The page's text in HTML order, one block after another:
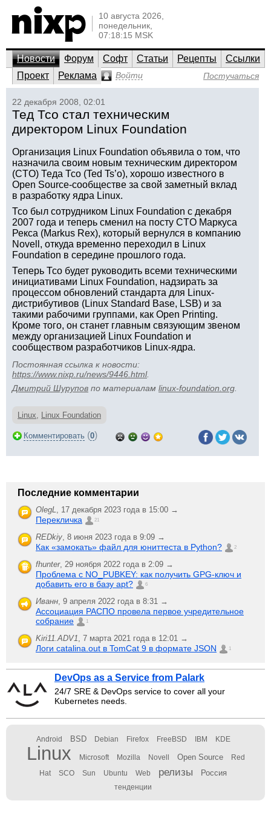
10 августа 2026,
понедельник,
07:18:15 MSK
Новости Форум Софт Статьи Рецепты
Ссылки
Проект
Реклама Войти Постучаться
22 декабря 2008, 02:01
Тед Тсо стал техническим
директором Linux Foundation
Организация Linux Foundation объявила о том, что
назначила своим новым техническим директором
(CTO) Теда Тсо (Ted Ts’o), хорошо известного в
Open Source-сообществе за свой заметный вклад
в разработку ядра Linux.
Тсо был сотрудником Linux Foundation с декабря
2007 года и теперь сменил на посту CTO Маркуса
Рекса (Markus Rex), который вернулся в компанию
Novell, откуда временно переходил в Linux
Foundation в середине прошлого года.
Теперь Тсо будет руководить всеми техническими
инициативами Linux Foundation, надзирать за
процессом обновлений стандарта для Linux-
дистрибутивов (Linux Standard Base, LSB) и за
такими рабочими группами, как Open Printing.
Кроме того, он станет главным связующим звеном
между организацией Linux Foundation и
сообществом разработчиков Linux-ядра.
Постоянная ссылка к новости:
https://www.nixp.ru/news/9446.html.
Дмитрий Шурупов по материалам linux-foundation.org
Linux, Linux Foundation
Комментировать (0)
Последние комментарии
OlegL, 17 декабря 2023 года в 15:00 →
Перекличка 21
REDkiy, 8 июня 2023 года в 9:09 →
Как «замокать» файл для юниттеста в Python? 2
fhunter, 29 ноября 2022 года в 2:09 →
Проблема с NO_PUBKEY: как получить GPG-ключ и
добавить его в базу apt?
6
Иванн, 9 апреля 2022 года в 8:31 →
Ассоциация РАСПО провела первое учредительное
собрание
1
Kiri11.ADV1, 7 марта 2021 года в 12:01 →
Логи catalina.out в TomCat 9 в формате JSON 1
DevOps as a Service from Palark
24/7 SRE & DevOps service to cover all your
Kubernetes needs.
Android BSD Debian Firefox FreeBSD IBM KDE
Linux Microsoft Mozilla Novell Open Source Red
Hat SCO Sun Ubuntu Web релизы Россия
тенденции